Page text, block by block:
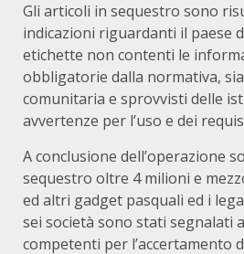
Gli articoli in sequestro sono
indicazioni riguardanti il paese
etichette non contenti le
obbligatorie dalla normativa,
comunitaria e sprovvisti delle
avvertenze per l’uso e dei
A conclusione dell’operazione
sequestro oltre 4 milioni e
ed altri gadget pasquali ed i
sei società sono stati segnalati
competenti per l’accertamento